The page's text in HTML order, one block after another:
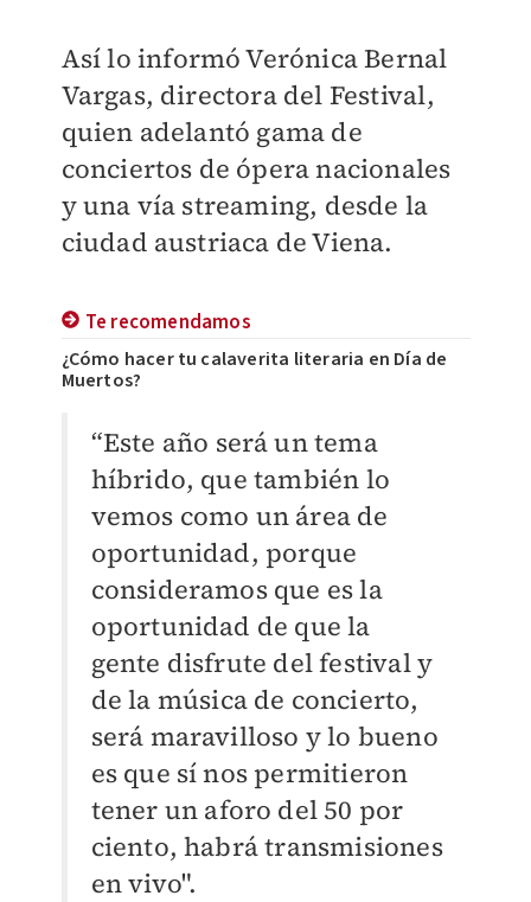
Así lo informó Verónica Bernal
Vargas, directora del Festival,
quien adelantó gama de
conciertos de ópera nacionales
y una vía streaming, desde la
ciudad austriaca de Viena.
Te recomendamos
¿Cómo hacer tu calaverita literaria en Día de
Muertos?
“Este año será un tema
híbrido, que también lo
vemos como un área de
oportunidad, porque
consideramos que es la
oportunidad de que la
gente disfrute del festival y
de la música de concierto,
será maravilloso y lo bueno
es que sí nos permitieron
tener un aforo del 50 por
ciento, habrá transmisiones
en vivo".